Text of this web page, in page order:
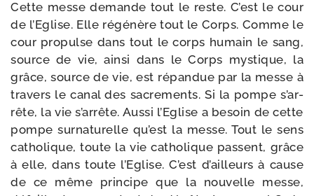
Cette messe demande tout le reste. C’est le cour
de l’Eglise. Elle régé­nère tout le Corps. Comme le
cour pro­pulse dans tout le corps humain le sang,
source de vie, ain­si dans le Corps mys­tique, la
grâce, source de vie, est répan­due par la messe à
tra­vers le canal des sacre­ments. Si la pompe s’ar­
rête, la vie s’ar­rête. Aussi l’Eglise a besoin de cette
pompe sur­na­tu­relle qu’est la messe. Tout le sens
catho­lique, toute la vie catho­lique passent, grâce
à elle, dans toute l’Eglise. C’est d’ailleurs à cause
de ce même prin­cipe que la nou­velle messe,